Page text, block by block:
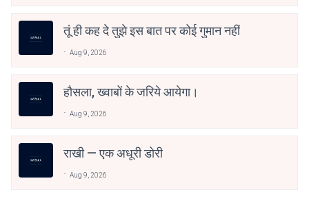
तूं ही कह दे तुझे इस बात पर कोई गुमान नहीं
Aug 9, 2026
हौसला, ख्वाबों के जरिये आयेगा।
Aug 9, 2026
राखी — एक अधूरी डोरी
Aug 9, 2026